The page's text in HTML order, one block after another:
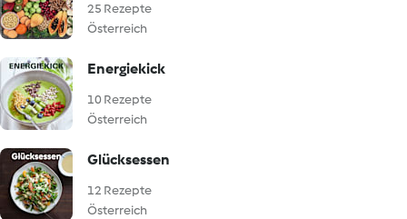
25 Rezepte
Österreich
Energiekick
10 Rezepte
Österreich
Glücksessen
12 Rezepte
Österreich